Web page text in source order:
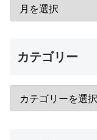
カテゴリー